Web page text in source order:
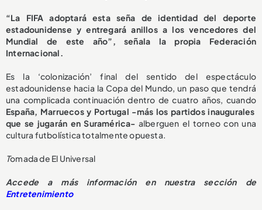
“La FIFA adoptará esta seña de identidad del deporte
estadounidense y entregará anillos a los vencedores del
Mundial de este año”, señala la propia Federación
Internacional.
Es la ‘colonización’ final del sentido del espectáculo
estadounidense hacia la Copa del Mundo, un paso que tendrá
una complicada continuación dentro de cuatro años, cuando
España, Marruecos y Portugal -más los partidos inaugurales
que se jugarán en Suramérica- alberguen el torneo con una
cultura futbolística totalmente opuesta.
Tomada de El Universal
Accede a más información en nuestra sección de
Entretenimiento